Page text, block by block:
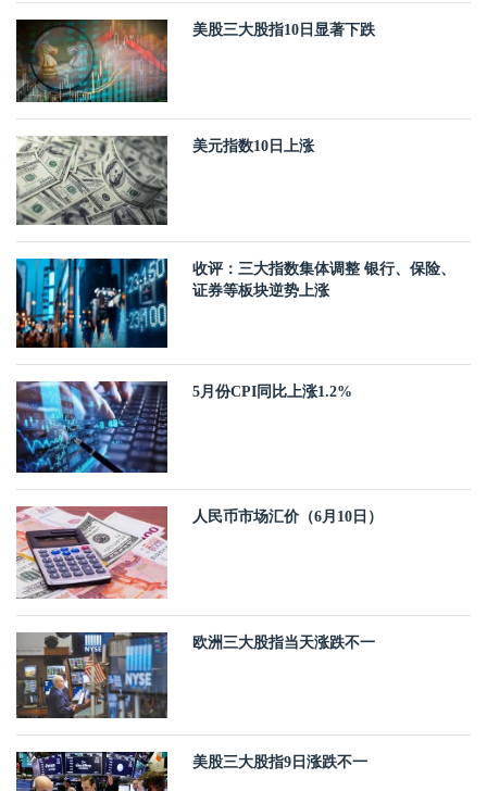
美股三大股指10日显著下跌
美元指数10日上涨
收评：三大指数集体调整 银行、保险、
证券等板块逆势上涨
5月份CPI同比上涨1.2%
人民币市场汇价（6月10日）
欧洲三大股指当天涨跌不一
美股三大股指9日涨跌不一